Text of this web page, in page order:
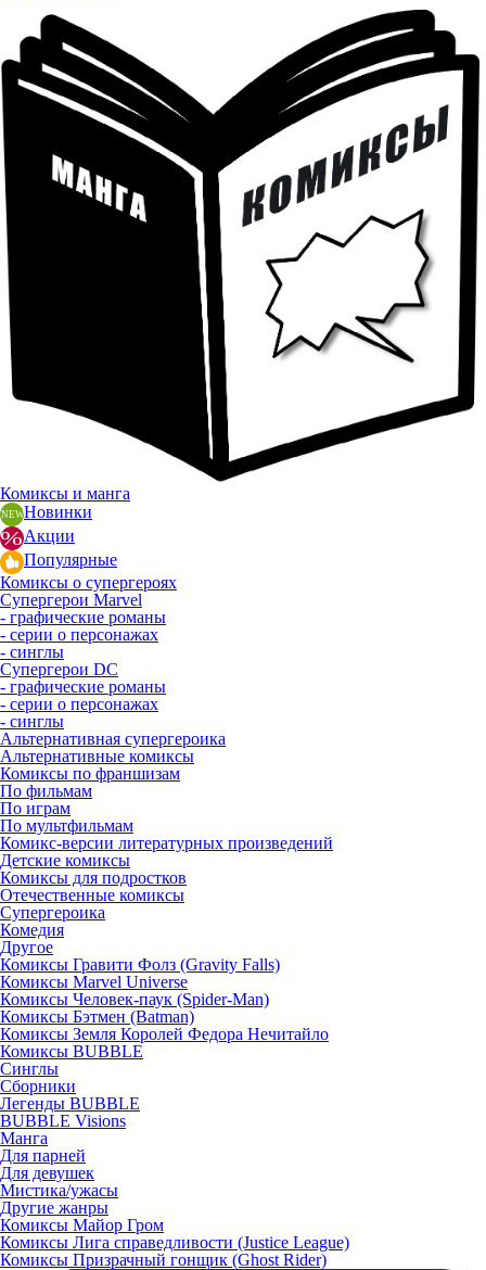
Комиксы и манга
Новинки
Акции
Популярные
Комиксы о супергероях
Супергерои Marvel
- графические романы
- серии о персонажах
- синглы
Супергерои DC
- графические романы
- серии о персонажах
- синглы
Альтернативная супергероика
Альтернативные комиксы
Комиксы по франшизам
По фильмам
По играм
По мультфильмам
Комикс-версии литературных произведений
Детские комиксы
Комиксы для подростков
Отечественные комиксы
Супергероика
Комедия
Другое
Комиксы Гравити Фолз (Gravity Falls)
Комиксы Marvel Universe
Комиксы Человек-паук (Spider-Man)
Комиксы Бэтмен (Batman)
Комиксы Земля Королей Федора Нечитайло
Комиксы BUBBLE
Синглы
Сборники
Легенды BUBBLE
BUBBLE Visions
Манга
Для парней
Для девушек
Мистика/ужасы
Другие жанры
Комиксы Майор Гром
Комиксы Лига справедливости (Justice League)
Комиксы Призрачный гонщик (Ghost Rider)